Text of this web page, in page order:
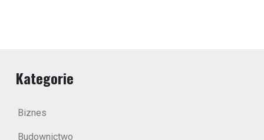
Kategorie
Biznes
Budownictwo